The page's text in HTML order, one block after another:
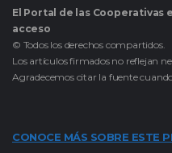
El Portal de las
acceso
© Todos los derechos compartidos.
Los artículos firmados no reflejan
Agradecemos citar la fuente
CONOCE MÁS SOBRE ESTE